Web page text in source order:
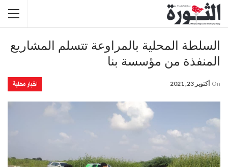
السلطة المحلية بالمراوعة تتسلم المشاريع
المنفذة من مؤسسة بنا
اخبار محلية On أكتوبر 23, 2021